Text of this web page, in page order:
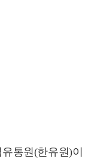
통원(한유원)이